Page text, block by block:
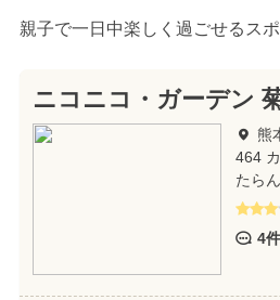
親子で一日中楽しく過ごせるス
ニコニコ・ガーデン
熊
464
たら
4件